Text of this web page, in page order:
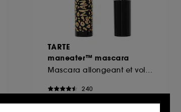
TARTE
maneater™ mascara
240
31,00€